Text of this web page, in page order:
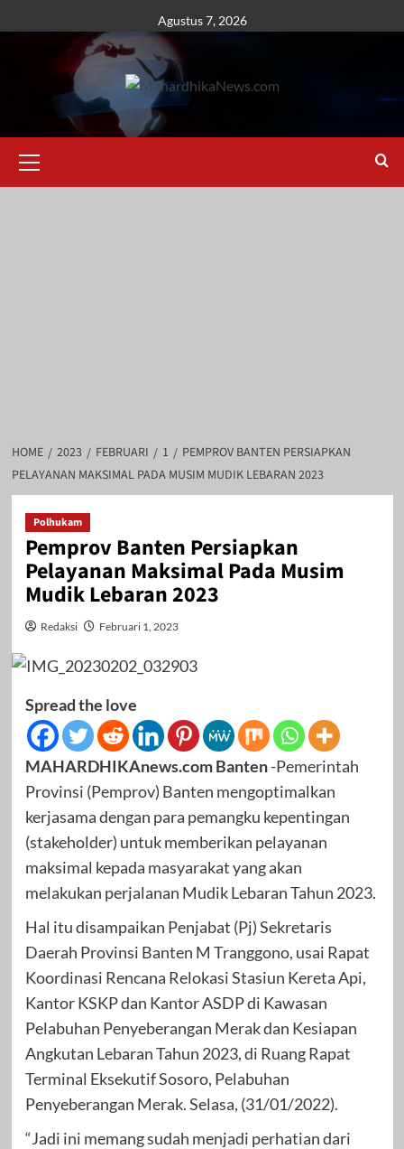
to
Agustus 7, 2026
Menu
HOME 2023 FEBRUARI 1
PEMPROV BANTEN PERSIAPKAN
PELAYANAN MAKSIMAL PADA MUSIM MUDIK LEBARAN 2023
Polhukam
Pemprov Banten Persiapkan
Pelayanan Maksimal Pada Musim
Mudik Lebaran 2023
Redaksi Februari 1, 2023
Spread the love
MAHARDHIKAnews.com Banten-Pemerintah
Provinsi (Pemprov) Banten mengoptimalkan
kerjasama dengan para pemangku kepentingan
(stakeholder) untuk memberikan pelayanan
maksimal kepada masyarakat yang akan
melakukan perjalanan Mudik Lebaran Tahun 2023.
Hal itu disampaikan Penjabat (Pj) Sekretaris
Daerah Provinsi Banten M Tranggono, usai Rapat
Koordinasi Rencana Relokasi Stasiun Kereta Api,
Kantor KSKP dan Kantor ASDP di Kawasan
Pelabuhan Penyeberangan Merak dan Kesiapan
Angkutan Lebaran Tahun 2023, di Ruang Rapat
Terminal Eksekutif Sosoro, Pelabuhan
Penyeberangan Merak. Selasa, (31/01/2022).
“Jadi ini memang sudah menjadi perhatian dari